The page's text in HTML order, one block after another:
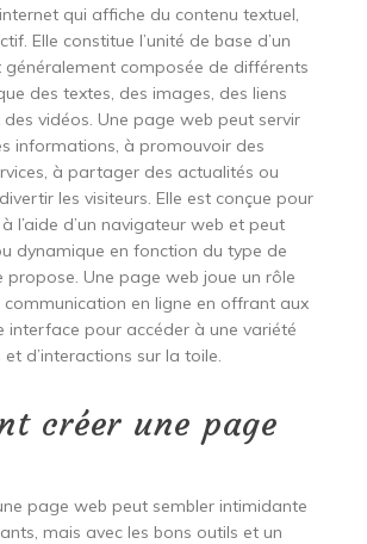
qui affiche du contenu textuel,
Elle constitue l’unité de base d’un
généralement composée de différents
des textes, des images, des liens
vidéos. Une page web peut servir
informations, à promouvoir des
à partager des actualités ou
les visiteurs. Elle est conçue pour
l’aide d’un navigateur web et peut
dynamique en fonction du type de
propose. Une page web joue un rôle
communication en ligne en offrant aux
interface pour accéder à une variété
d’interactions sur la toile.
créer une page
page web peut sembler intimidante
mais avec les bons outils et un